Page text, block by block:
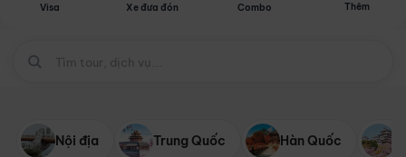
Visa Xe đưa đón Combo Thêm
Nội địa Trung Quốc Hàn Quốc